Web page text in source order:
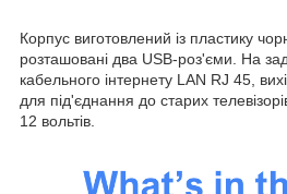
Корпус виготовлений із пластику
розташовані два USB-роз'єми. На
кабельного інтернету LAN RJ 45,
для під'єднання до старих
12 вольтів.